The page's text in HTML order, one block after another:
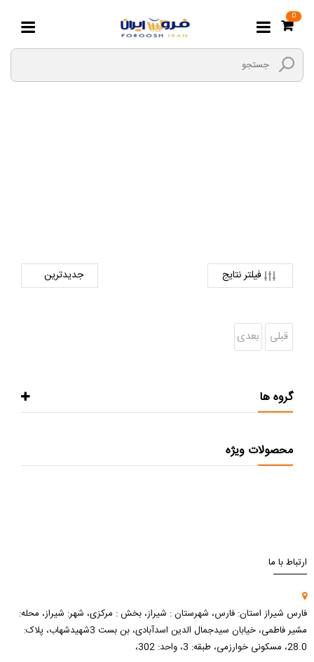
0
فیلتر نتایج
قبلی بعدی
گروه ها
محصولات ویژه
ارتباط با ما
فارس شیراز استان: فارس، شهرستان : شیراز، بخش : مرکزی، شهر: شیراز، محله:
مشیر فاطمی، خیابان سیدجمال الدین اسدآبادی، بن بست 3شهیدشهاب، پلاک:
28.0، مسکونی خوارزمی، طبقه: 3، واحد: 302،